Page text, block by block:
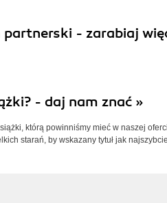
partnerski - zarabiaj
- daj nam znać »
którą powinniśmy mieć w naszej
starań, by wskazany tytuł jak